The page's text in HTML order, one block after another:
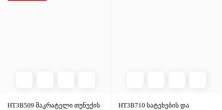
HT3B509 მაკრატელი თუნუქის
HT3B710 სატეხების და